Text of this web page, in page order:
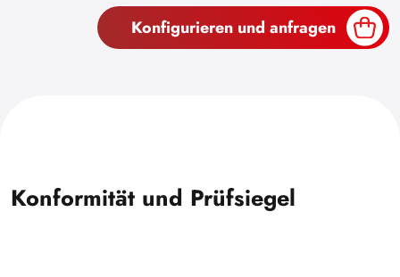
Konfigurieren und anfragen
Konformität und Prüfsiegel